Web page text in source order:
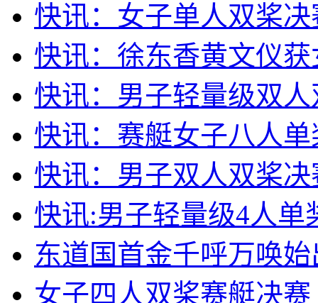
快讯：女子单人双桨
快讯：徐东香黄文仪
快讯：男子轻量级双
快讯：赛艇女子八人
快讯：男子双人双桨
快讯:男子轻量级4人单
东道国首金千呼万唤
女子四人双桨赛艇决